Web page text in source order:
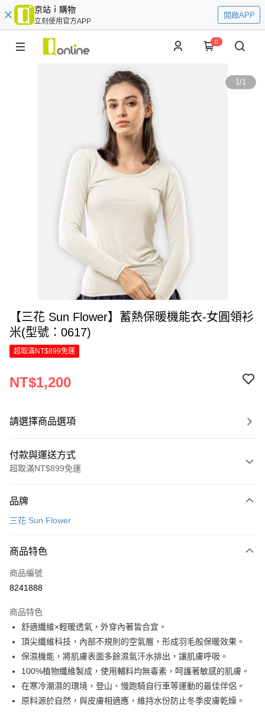
京站ｉ購物
立刻使用官方APP
開啟APP
0
1/1
【三花 Sun Flower】蓄熱保暖機能衣-女圓領衫
米(型號：0617)
超取滿NT$899免運
NT$1,200
請選擇商品選項
付款與運送方式
超取滿NT$899免運
信用卡一次付款
Apple Pay
街口支付
Google Pay
全盈+PAY
大哥付你分期
相關說明
【大哥付你分期使用說明】
1.本服務由台灣大哥大提供，台灣大哥大用戶可立即使用無須另外申請。
AFTEE先享後付
品牌
三花 Sun Flower
商品特色
商品編號
8241888
商品特色
舒適纖維×輕暖透氣，外穿內著皆合宜。
頂尖纖維科技，內部不規則的空氣層，形成羽毛般保暖效果。
保濕機能，將肌膚表面多餘濕氣汗水排出，讓肌膚呼吸。
100%植物纖維製成，使用輔料均無毒素，呵護著敏感的肌膚。
在寒冷潮濕的環境，登山、慢跑騎自行車等運動的最佳伴侶。
原料源於自然，與皮膚相適應，維持水份防止冬季皮膚乾燥。